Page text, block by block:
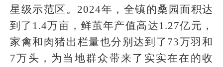
星级示范区。2024年，全镇的桑园面积达
到了1.4万亩，鲜茧年产值高达1.27亿元，
家禽和肉猪出栏量也分别达到了73万羽和
7万头，为当地群众带来了实实在在的收